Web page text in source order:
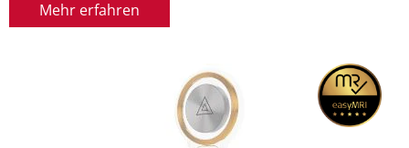
Mehr erfahren